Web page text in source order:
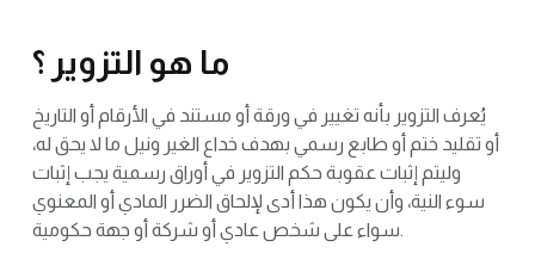
ما هو التزوير ؟
يُعرف التزوير بأنه تغيير في ورقة أو مستند في الأرقام أو التاريخ
أو تقليد ختم أو طابع رسمي بهدف خداع الغير ونيل ما لا يحق له،
وليتم إثبات عقوبة حكم التزوير في أوراق رسمية يجب إثبات
سوء النية، وأن يكون هذا أدى لإلحاق الضرر المادي أو المعنوي
سواء على شخص عادي أو شركة أو جهة حكومية.